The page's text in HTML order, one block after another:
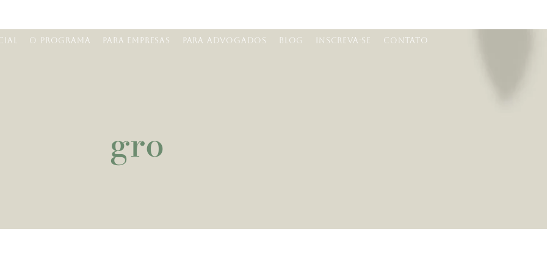
O PROGRAMA PARA EMPRESAS PARA ADVOGADOS BLOG INSCREVA-SE CONTATO
gro